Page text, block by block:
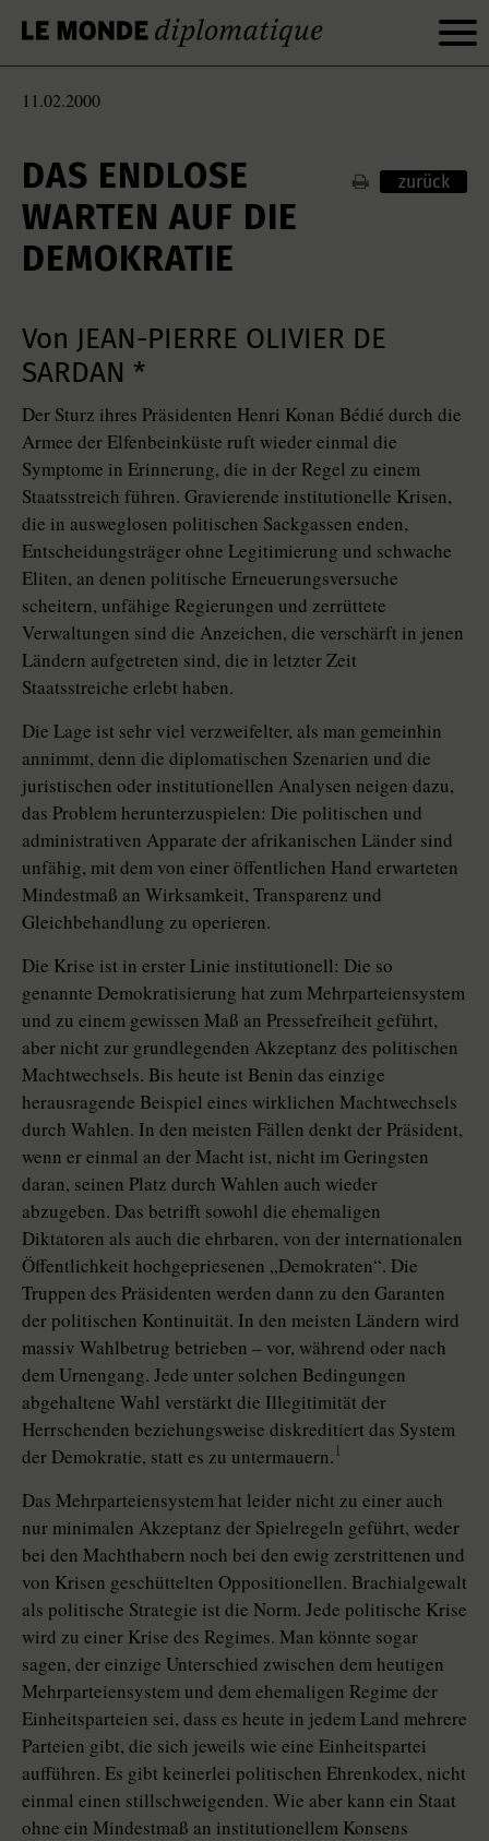
11.02.2000
DAS ENDLOSE
WARTEN AUF DIE
DEMOKRATIE
zurück
Von JEAN-PIERRE OLIVIER DE
SARDAN *
Der Sturz ihres Präsidenten Henri Konan Bédié durch die
Armee der Elfenbeinküste ruft wieder einmal die
Symptome in Erinnerung, die in der Regel zu einem
Staatsstreich führen. Gravierende institutionelle Krisen,
die in ausweglosen politischen Sackgassen enden,
Entscheidungsträger ohne Legitimierung und schwache
Eliten, an denen politische Erneuerungsversuche
scheitern, unfähige Regierungen und zerrüttete
Verwaltungen sind die Anzeichen, die verschärft in jenen
Ländern aufgetreten sind, die in letzter Zeit
Staatsstreiche erlebt haben.
Die Lage ist sehr viel verzweifelter, als man gemeinhin
annimmt, denn die diplomatischen Szenarien und die
juristischen oder institutionellen Analysen neigen dazu,
das Problem herunterzuspielen: Die politischen und
administrativen Apparate der afrikanischen Länder sind
unfähig, mit dem von einer öffentlichen Hand erwarteten
Mindestmaß an Wirksamkeit, Transparenz und
Gleichbehandlung zu operieren.
Die Krise ist in erster Linie institutionell: Die so
genannte Demokratisierung hat zum Mehrparteiensystem
und zu einem gewissen Maß an Pressefreiheit geführt,
aber nicht zur grundlegenden Akzeptanz des politischen
Machtwechsels. Bis heute ist Benin das einzige
herausragende Beispiel eines wirklichen Machtwechsels
durch Wahlen. In den meisten Fällen denkt der Präsident,
wenn er einmal an der Macht ist, nicht im Geringsten
daran, seinen Platz durch Wahlen auch wieder
abzugeben. Das betrifft sowohl die ehemaligen
Diktatoren als auch die ehrbaren, von der internationalen
Öffentlichkeit hochgepriesenen „Demokraten“. Die
Truppen des Präsidenten werden dann zu den Garanten
der politischen Kontinuität. In den meisten Ländern wird
massiv Wahlbetrug betrieben – vor, während oder nach
dem Urnengang. Jede unter solchen Bedingungen
abgehaltene Wahl verstärkt die Illegitimität der
Herrschenden beziehungsweise diskreditiert das System
der Demokratie, statt es zu untermauern. 1
Das Mehrparteiensystem hat leider nicht zu einer auch
nur minimalen Akzeptanz der Spielregeln geführt, weder
bei den Machthabern noch bei den ewig zerstrittenen und
von Krisen geschüttelten Oppositionellen. Brachialgewalt
als politische Strategie ist die Norm. Jede politische Krise
wird zu einer Krise des Regimes. Man könnte sogar
sagen, der einzige Unterschied zwischen dem heutigen
Mehrparteiensystem und dem ehemaligen Regime der
Einheitsparteien sei, dass es heute in jedem Land mehrere
Parteien gibt, die sich jeweils wie eine Einheitspartei
aufführen. Es gibt keinerlei politischen Ehrenkodex, nicht
einmal einen stillschweigenden. Wie aber kann ein Staat
ohne ein Mindestmaß an institutionellem Konsens